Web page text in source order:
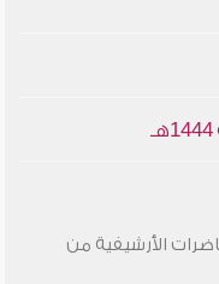
الأرشيفية من